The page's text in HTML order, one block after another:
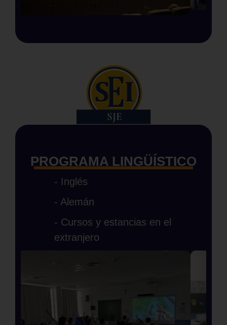
PROGRAMA LINGÜÍSTICO
- Inglés
- Alemán
- Cursos y estancias en el
extranjero